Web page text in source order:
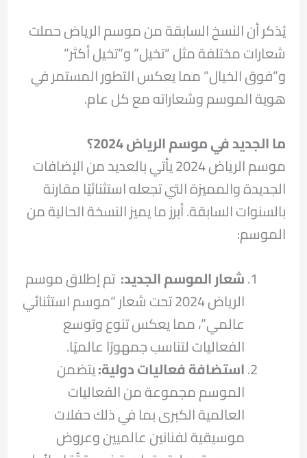
يُذكر أن النسخ السابقة من موسم الرياض حملت
شعارات مختلفة مثل “تخيل” و”تخيل أكثر”
و”فوق الخيال” مما يعكس التطور المستمر في
هوية الموسم وشعاراته مع كل عام.
ما الجديد في موسم الرياض 2024؟
موسم الرياض 2024 يأتي بالعديد من الإضافات
الجديدة والمميزة التي تجعله استثنائيًا مقارنة
بالسنوات السابقة. أبرز ما يميز النسخة الحالية من
الموسم:
شعار الموسم الجديد: تم إطلاق موسم
الرياض 2024 تحت شعار “موسم استثنائي
عالمي”، مما يعكس تنوع وتوسع
الفعاليات لتناسب جمهورًا عالميًا.
استضافة فعاليات دولية:يتضمن
الموسم مجموعة من الفعاليات
العالمية الكبرى بما في ذلك حفلات
موسيقية لفنانين عالميين وعروض